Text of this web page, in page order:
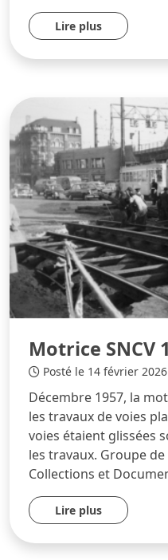
Lire plus
Motrice SNCV
Posté le 14 février 2026
Décembre 1957, la
les travaux de voies
voies étaient glissées
les travaux. Groupe
Collections et
Lire plus